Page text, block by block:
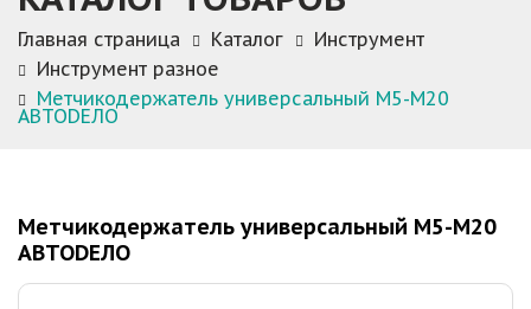
Главная страница Каталог
Инструмент
Инструмент разное
Метчикодержатель универсальный М5-М20
АВТОDЕЛО
Метчикодержатель универсальный М5-М20
АВТОDЕЛО